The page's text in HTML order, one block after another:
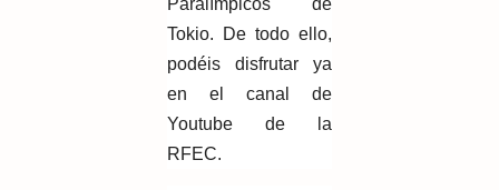
Paralímpicos de
Tokio. De todo ello,
podéis disfrutar ya
en el canal de
Youtube de la
RFEC.